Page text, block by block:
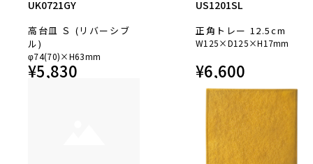
UK0721GY
高台皿 Ｓ (リバーシブ
ル)
φ74(70)×H63mm
¥5,830
US1201SL
正角トレー 12.5cm
W125×D125×H17mm
¥6,600